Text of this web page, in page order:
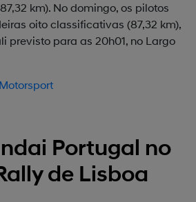
km). No domingo, os pilotos
oito classificativas (87,32 km),
previsto para as 20h01, no Largo
Portugal no
de Lisboa